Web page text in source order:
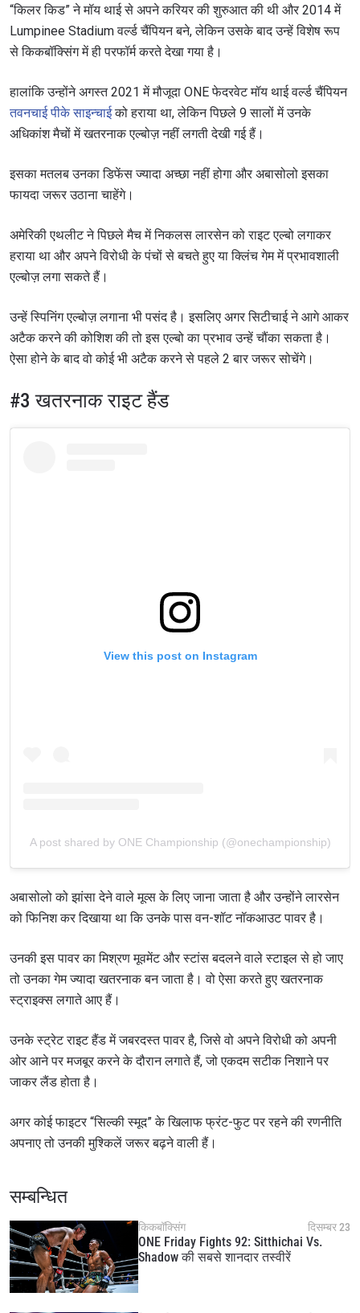
“किलर किड” ने मॉय थाई से अपने करियर की शुरुआत की थी और 2014 में
Lumpinee Stadium वर्ल्ड चैंपियन बने, लेकिन उसके बाद उन्हें विशेष रूप
से किकबॉक्सिंग में ही परफॉर्म करते देखा गया है।
हालांकि उन्होंने अगस्त 2021 में मौजूदा ONE फेदरवेट मॉय थाई वर्ल्ड चैंपियन
तवनचाई पीके साइन्चाईको हराया था, लेकिन पिछले 9 सालों में उनके
अधिकांश मैचों में खतरनाक एल्बोज़ नहीं लगती देखी गई हैं।
इसका मतलब उनका डिफेंस ज्यादा अच्छा नहीं होगा और अबासोलो इसका
फायदा जरूर उठाना चाहेंगे।
अमेरिकी एथलीट ने पिछले मैच में निकलस लारसेन को राइट एल्बो लगाकर
हराया था और अपने विरोधी के पंचों से बचते हुए या क्लिंच गेम में प्रभावशाली
एल्बोज़ लगा सकते हैं।
उन्हें स्पिनिंग एल्बोज़ लगाना भी पसंद है। इसलिए अगर सिटीचाई ने आगे आकर
अटैक करने की कोशिश की तो इस एल्बो का प्रभाव उन्हें चौंका सकता है।
ऐसा होने के बाद वो कोई भी अटैक करने से पहले 2 बार जरूर सोचेंगे।
#3 खतरनाक राइट हैंड
View this post on Instagram
A post shared by ONE Championship (@onechampionship)
अबासोलो को झांसा देने वाले मूव्स के लिए जाना जाता है और उन्होंने लारसेन
को फिनिश कर दिखाया था कि उनके पास वन-शॉट नॉकआउट पावर है।
उनकी इस पावर का मिश्रण मूवमेंट और स्टांस बदलने वाले स्टाइल से हो जाए
तो उनका गेम ज्यादा खतरनाक बन जाता है। वो ऐसा करते हुए खतरनाक
स्ट्राइक्स लगाते आए हैं।
उनके स्ट्रेट राइट हैंड में जबरदस्त पावर है, जिसे वो अपने विरोधी को अपनी
ओर आने पर मजबूर करने के दौरान लगाते हैं, जो एकदम सटीक निशाने पर
जाकर लैंड होता है।
अगर कोई फाइटर “सिल्की स्मूद” के खिलाफ फ्रंट-फुट पर रहने की रणनीति
अपनाए तो उनकी मुश्किलें जरूर बढ़ने वाली हैं।
सम्बन्धित
किकबॉक्सिंग दिसम्बर 23
ONE Friday Fights 92: Sitthichai Vs.
Shadow की सबसे शानदार तस्वीरें
प्रतिद्वंद्वी
STAY IN THE KNOW
to gain access to latest news, unlock special offers
and get first access to the best seats to our live
events.
ईमेल